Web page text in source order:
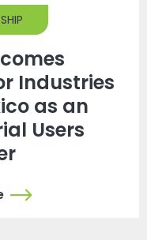
Industries
as an
Users